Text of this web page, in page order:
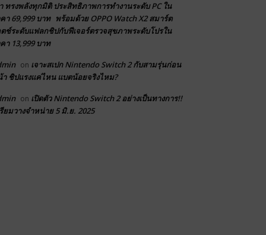
ทรงพลังทุกมิติ ประสิทธิภาพการทำงานระดับ PC ใน
า 69,999 บาท พร้อมด้วย OPPO Watch X2 สมาร์ต
ตช์ระดับแฟลกชิปกับฟีเจอร์ตรวจสุขภาพระดับโปรใน
า 13,999 บาท
on เจาะสเปก Nintendo Switch 2 กับสามรุ่นก่อน
า ชิปแรงแค่ไหน แบตน้อยจริงไหม?
on เปิดตัว Nintendo Switch 2 อย่างเป็นทางการ!!
ยมวางจำหน่าย 5 มิ.ย. 2025